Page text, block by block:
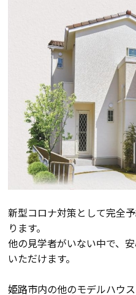
手間ひまかけた家づくり
KATSUMIの標準仕様 和暮-な
素材とデザイン
耐震性能+制震性能
断熱・気密性能と快適性
ZEH
新型コロナ対策として完全
ります。
他の見学者がいない中で、
いただけます。
姫路市内の他のモデルハウ